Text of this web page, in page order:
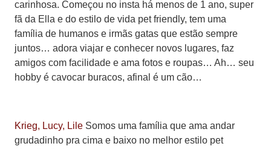
carinhosa. Começou no insta há menos de 1 ano, super
fã da Ella e do estilo de vida pet friendly, tem uma
família de humanos e irmãs gatas que estão sempre
juntos… adora viajar e conhecer novos lugares, faz
amigos com facilidade e ama fotos e roupas… Ah… seu
hobby é cavocar buracos, afinal é um cão…
Krieg, Lucy, Lile Somos uma família que ama andar
grudadinho pra cima e baixo no melhor estilo pet